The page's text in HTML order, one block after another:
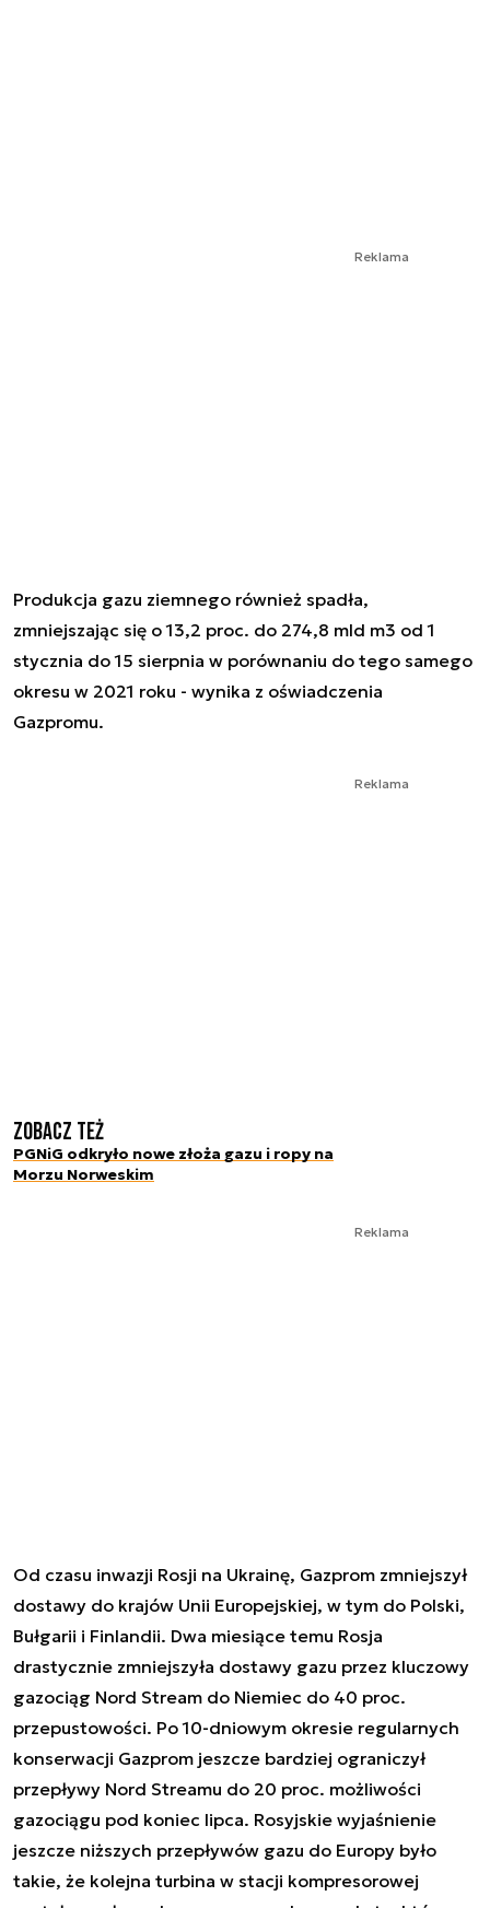
Reklama
Produkcja gazu ziemnego również spadła,
zmniejszając się o 13,2 proc. do 274,8 mld m3 od 1
stycznia do 15 sierpnia w porównaniu do tego samego
okresu w 2021 roku - wynika z oświadczenia
Gazpromu.
Reklama
Zobacz też
PGNiG odkryło nowe złoża gazu i ropy na
Morzu Norweskim
Reklama
Od czasu inwazji Rosji na Ukrainę, Gazprom zmniejszył
dostawy do krajów Unii Europejskiej, w tym do Polski,
Bułgarii i Finlandii. Dwa miesiące temu Rosja
drastycznie zmniejszyła dostawy gazu przez kluczowy
gazociąg Nord Stream do Niemiec do 40 proc.
przepustowości. Po 10-dniowym okresie regularnych
konserwacji Gazprom jeszcze bardziej ograniczył
przepływy Nord Streamu do 20 proc. możliwości
gazociągu pod koniec lipca. Rosyjskie wyjaśnienie
jeszcze niższych przepływów gazu do Europy było
takie, że kolejna turbina w stacji kompresorowej